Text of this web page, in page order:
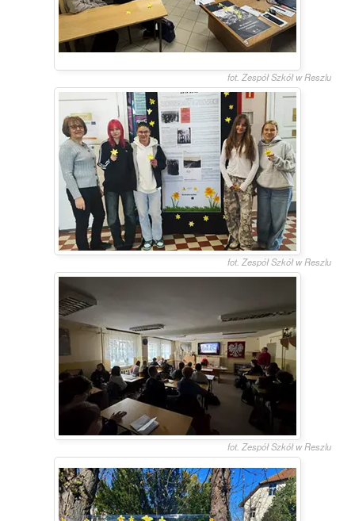
fot. Zespół Szkół w Reszlu
fot. Zespół Szkół w Reszlu
fot. Zespół Szkół w Reszlu